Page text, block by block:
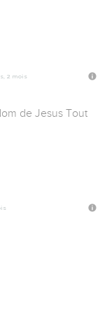
2 mois
de Jesus Tout